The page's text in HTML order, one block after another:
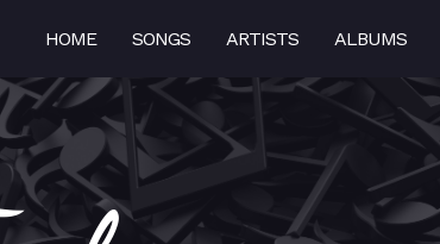
HOME SONGS ARTISTS ALBUMS